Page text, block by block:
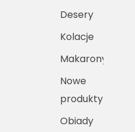
Desery
Kolacje
Makarony
Nowe
produkty
Obiady